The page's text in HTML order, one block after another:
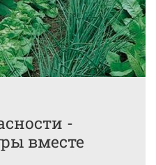
-
вместе